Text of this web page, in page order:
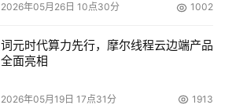
2026年05月26日 10点30分 1002
词元时代算力先行，摩尔线程云边端产品
全面亮相
2026年05月19日 17点31分 1913